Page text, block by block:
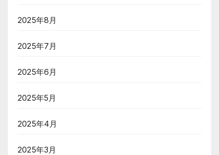
2025年8月
2025年7月
2025年6月
2025年5月
2025年4月
2025年3月